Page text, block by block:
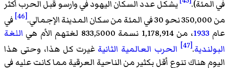
في المئة).
يشكل عدد السكان اليهود في وارسو قبل الحرب أكثر
من 350,000 نحو 30 في المئة من سكان المدينة الإجمالي.
[46]
في
عام 1933، من 1,178,914 نسمة 833,5000 لغتهم الأم هي
اللغة
البولندية.
[47] الحرب العالمية الثانية غيرت كل هذا، وحتى هذا
اليوم هناك تنوع أقل بكثير من الناحية العرقية مما كانت عليه في